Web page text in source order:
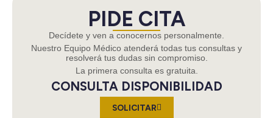
PIDE CITA
Decídete y ven a conocernos personalmente.
Nuestro Equipo Médico atenderá todas tus consultas y
resolverá tus dudas sin compromiso.
La primera consulta es gratuita.
CONSULTA DISPONIBILIDAD
SOLICITAR